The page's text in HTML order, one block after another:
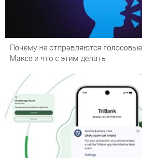
Почему не отправляются
Максе и что с этим делать